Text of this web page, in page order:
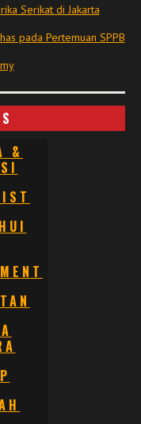
Serikat di Jakarta
pada Pertemuan SPPB
&